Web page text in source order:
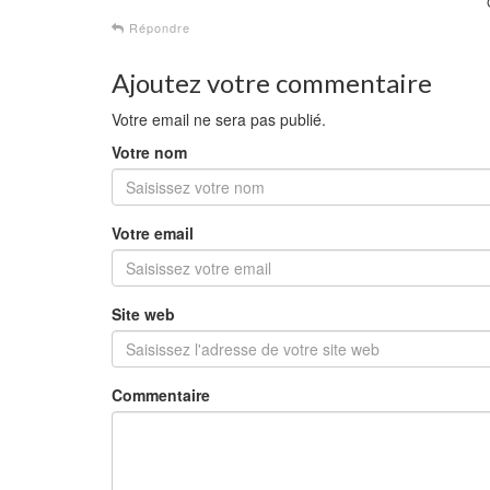
Répondre
Ajoutez votre commentaire
Votre email ne sera pas publié.
Votre nom
Votre email
Site web
Commentaire